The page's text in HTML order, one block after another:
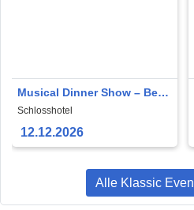
Musical Dinner Show – Best
of Musicals
Schlosshotel
12.12.2026
Alle Klassic